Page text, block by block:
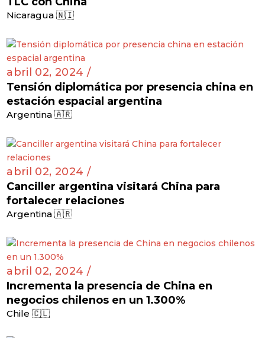
Nicaragua 🇳🇮
abril 02, 2024 /
Tensión diplomática por presencia china en
estación espacial argentina
Argentina 🇦🇷
abril 02, 2024 /
Canciller argentina visitará China para
fortalecer relaciones
Argentina 🇦🇷
abril 02, 2024 /
Incrementa la presencia de China en
negocios chilenos en un 1.300%
Chile 🇨🇱